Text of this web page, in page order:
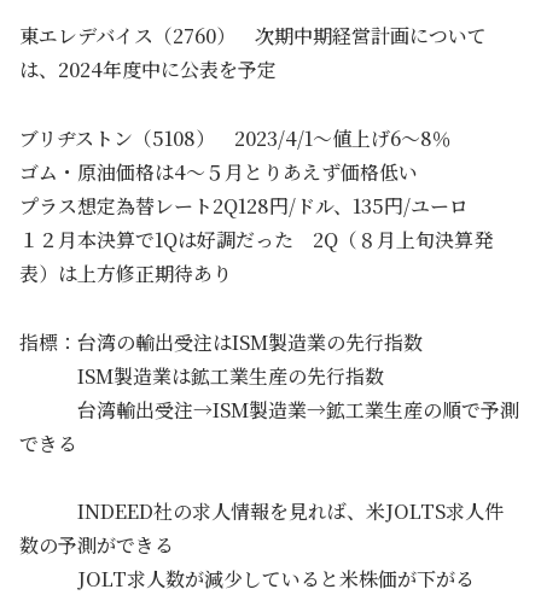
東エレデバイス（2760） 次期中期経営計画について
は、2024年度中に公表を予定
ブリヂストン（5108） 2023/4/1～値上げ6～8％
ゴム・原油価格は4～５月とりあえず価格低い
プラス想定為替レート2Q128円/ドル、135円/ユーロ
１２月本決算で1Qは好調だった 2Q（８月上旬決算発
表）は上方修正期待あり
指標：台湾の輸出受注はISM製造業の先行指数
ISM製造業は鉱工業生産の先行指数
台湾輸出受注→ISM製造業→鉱工業生産の順で予測
できる
INDEED社の求人情報を見れば、米JOLTS求人件
数の予測ができる
JOLT求人数が減少していると米株価が下がる